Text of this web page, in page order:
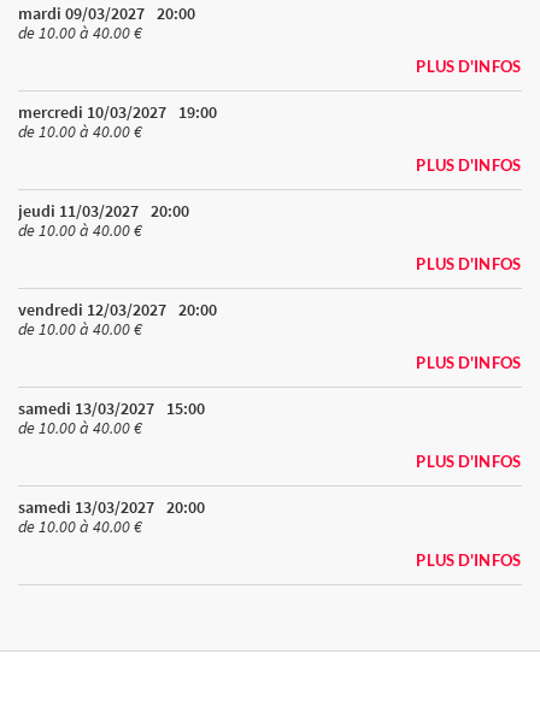
mardi 09/03/2027 20:00
de 10.00 à 40.00 €
PLUS D'INFOS
mercredi 10/03/2027
19:00
de 10.00 à 40.00 €
PLUS D'INFOS
jeudi 11/03/2027 20:00
de 10.00 à 40.00 €
PLUS D'INFOS
vendredi 12/03/2027 20:00
de 10.00 à 40.00 €
PLUS D'INFOS
samedi 13/03/2027
15:00
de 10.00 à 40.00 €
PLUS D'INFOS
samedi 13/03/2027 20:00
de 10.00 à 40.00 €
PLUS D'INFOS